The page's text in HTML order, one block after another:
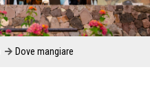
Dove mangiare